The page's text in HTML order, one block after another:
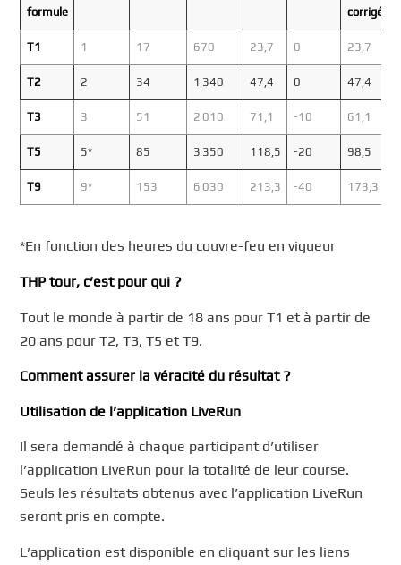
formule
corrigé
T1 1 17 670 23,7 0 23,7
T2 2 34 1 340 47,4 0 47,4
T3 3 51 2 010 71,1 -10 61,1
T5 5* 85 3 350 118,5 -20 98,5
T9 9* 153 6 030 213,3 -40 173,3
*En fonction des heures du couvre-feu en vigueur
THP tour, c’est pour qui ?
Tout le monde à partir de 18 ans pour T1 et à partir de
20 ans pour T2, T3, T5 et T9.
Comment assurer la véracité du résultat ?
Utilisation de l’application LiveRun
Il sera demandé à chaque participant d’utiliser
l’application LiveRun pour la totalité de leur course.
Seuls les résultats obtenus avec l’application LiveRun
seront pris en compte.
L’application est disponible en cliquant sur les liens